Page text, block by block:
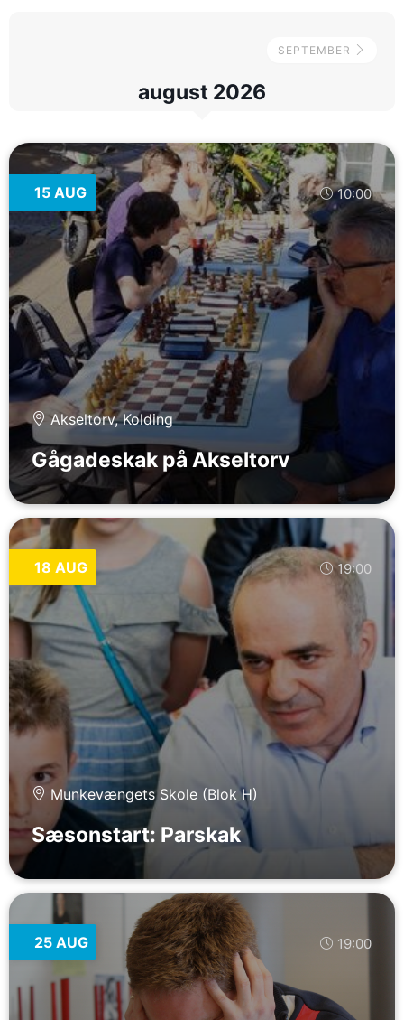
august 2026
SEPTEMBER
15 AUG 10:00
Akseltorv, Kolding
Gågadeskak på Akseltorv
18 AUG 19:00
Munkevængets Skole (Blok H)
Sæsonstart: Parskak
25 AUG 19:00